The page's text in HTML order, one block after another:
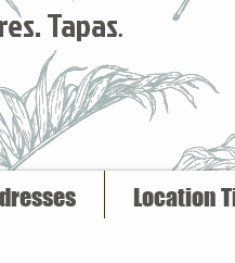
Tapas.
Location